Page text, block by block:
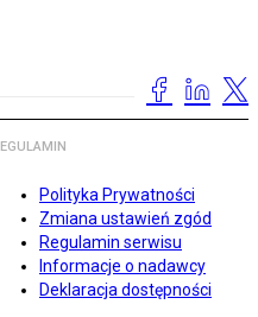
Polityka Prywatności
Zmiana ustawień zgód
Regulamin serwisu
Informacje o nadawcy
Deklaracja dostępności